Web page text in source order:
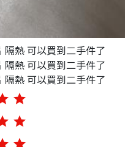
隔熱 可以買到二手件了
隔熱 可以買到二手件了
隔熱 可以買到二手件了
star
star